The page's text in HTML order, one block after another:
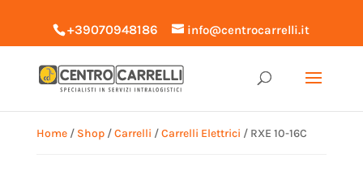
+39070948186 info@centrocarrelli.it
Home/ Shop/Carrelli /Carrelli Elettrici / RXE 10-16C